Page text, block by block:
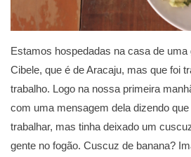
Estamos hospedadas na casa de uma
Cibele, que é de Aracaju, mas que foi
trabalho. Logo na nossa primeira
com uma mensagem dela dizendo
trabalhar, mas tinha deixado um
gente no fogão. Cuscuz de banana?